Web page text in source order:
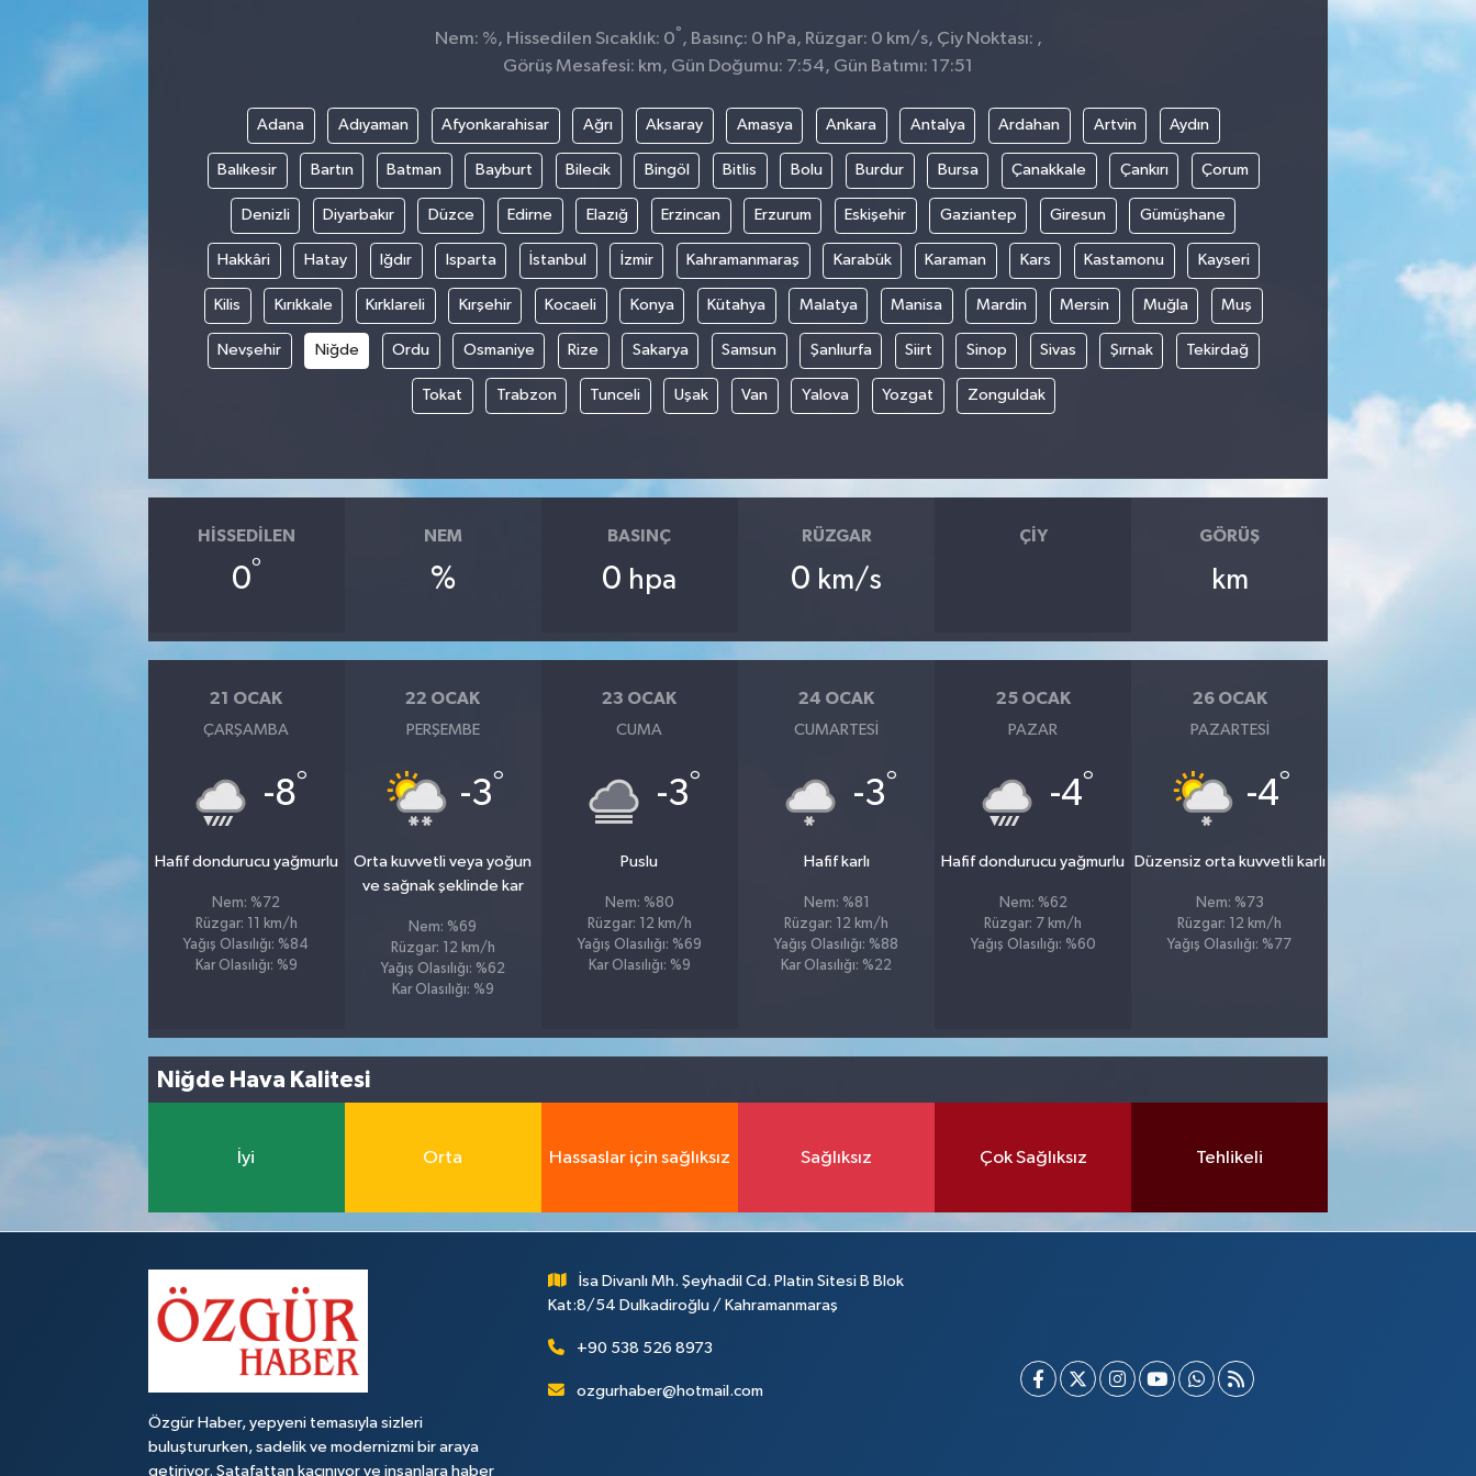
Nem: %, Hissedilen Sıcaklık: 0° , Basınç: 0 hPa, Rüzgar: 0 km/s, Çiy Noktası: ,
Görüş Mesafesi: km, Gün Doğumu: 7:54, Gün Batımı: 17:51
Adana Adıyaman Afyonkarahisar Ağrı Aksaray Amasya Ankara Antalya Ardahan Artvin Aydın
Balıkesir Bartın Batman Bayburt Bilecik Bingöl Bitlis Bolu Burdur Bursa Çanakkale Çankırı Çorum
Denizli Diyarbakır Düzce Edirne Elazığ Erzincan Erzurum Eskişehir Gaziantep Giresun Gümüşhane
Hakkâri Hatay Iğdır Isparta İstanbul İzmir Kahramanmaraş Karabük Karaman Kars Kastamonu Kayseri
Kilis Kırıkkale Kırklareli Kırşehir Kocaeli Konya Kütahya Malatya Manisa Mardin Mersin Muğla Muş
Nevşehir Niğde Ordu Osmaniye Rize Sakarya Samsun Şanlıurfa Siirt Sinop Sivas Şırnak Tekirdağ
Tokat Trabzon Tunceli Uşak Van Yalova Yozgat Zonguldak
HISSEDILEN
0°
NEM
%
BASINÇ
0 hpa
RÜZGAR
0 km/s
ÇIY GÖRÜŞ
km
21 OCAK
ÇARŞAMBA
-8°
Hafif dondurucu yağmurlu
Nem: %72
Rüzgar: 11 km/h
Yağış Olasılığı: %84
Kar Olasılığı: %9
22 OCAK
PERŞEMBE
-3°
Orta kuvvetli veya yoğun
ve sağnak şeklinde kar
Nem: %69
Rüzgar: 12 km/h
Yağış Olasılığı: %62
Kar Olasılığı: %9
23 OCAK
CUMA
-3°
Puslu
Nem: %80
Rüzgar: 12 km/h
Yağış Olasılığı: %69
Kar Olasılığı: %9
24 OCAK
CUMARTESI
-3°
Hafif karlı
Nem: %81
Rüzgar: 12 km/h
Yağış Olasılığı: %88
Kar Olasılığı: %22
25 OCAK
PAZAR
-4°
Hafif dondurucu yağmurlu
Nem: %62
Rüzgar: 7 km/h
Yağış Olasılığı: %60
26 OCAK
PAZARTESI
-4°
Düzensiz orta kuvvetli karlı
Nem: %73
Rüzgar: 12 km/h
Yağış Olasılığı: %77
Niğde Hava Kalitesi
İyi Orta Hassaslar için sağlıksız Sağlıksız Çok Sağlıksız Tehlikeli
Özgür Haber, yepyeni temasıyla sizleri
buluştururken, sadelik ve modernizmi bir araya
getiriyor. Şatafattan kaçınıyor ve insanlara haber
İsa Divanlı Mh. Şeyhadil Cd. Platin Sitesi B Blok
Kat:8/54 Dulkadiroğlu / Kahramanmaraş
+90 538 526 8973
ozgurhaber@hotmail.com
Tarih - Kültür - Sanat - Turizm